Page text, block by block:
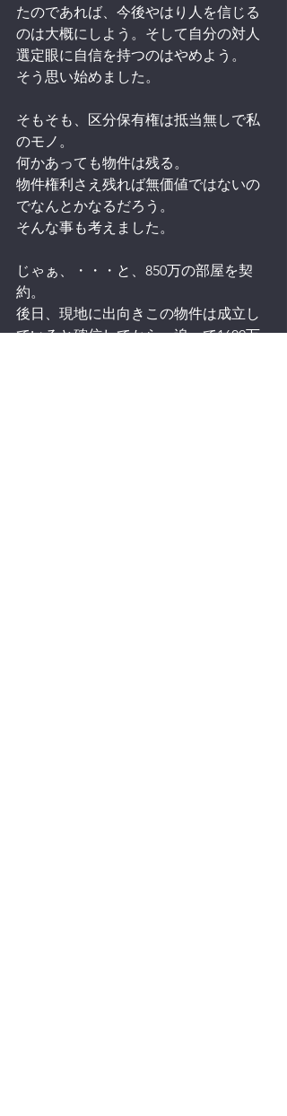
たのであれば、今後やはり人を信じる
のは大概にしよう。そして自分の対人
選定眼に自信を持つのはやめよう。
そう思い始めました。
そもそも、区分保有権は抵当無しで私
のモノ。
何かあっても物件は残る。
物件権利さえ残れば無価値ではないの
でなんとかなるだろう。
そんな事も考えました。
じゃぁ、・・・と、850万の部屋を契
約。
後日、現地に出向きこの物件は成立し
ていると確信してから、追って1600万